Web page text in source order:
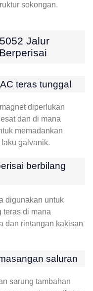
sokongan.
Jalur
teras tunggal
diperlukan
dan di mana
memadankan
galvanik.
berbilang
digunakan untuk
teras di mana
dan rintangan kakisan
saluran
sarung tambahan